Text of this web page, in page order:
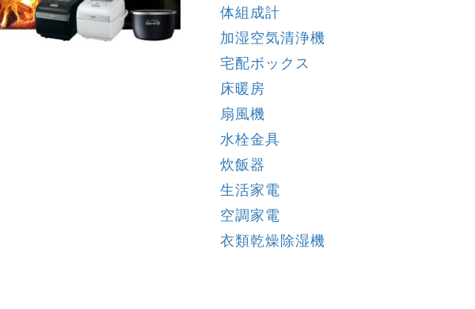
体組成計
加湿空気清浄機
宅配ボックス
床暖房
扇風機
水栓金具
炊飯器
生活家電
空調家電
衣類乾燥除湿機